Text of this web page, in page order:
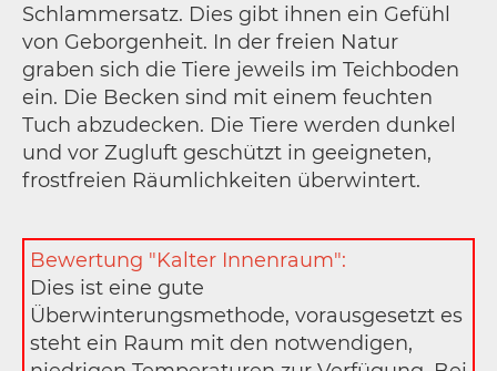
Schlammersatz. Dies gibt ihnen ein Gefühl
von Geborgenheit. In der freien Natur
graben sich die Tiere jeweils im Teichboden
ein. Die Becken sind mit einem feuchten
Tuch abzudecken. Die Tiere werden dunkel
und vor Zugluft geschützt in geeigneten,
frostfreien Räumlichkeiten überwintert.
Bewertung "Kalter Innenraum":
Dies ist eine gute
Überwinterungsmethode, vorausgesetzt es
steht ein Raum mit den notwendigen,